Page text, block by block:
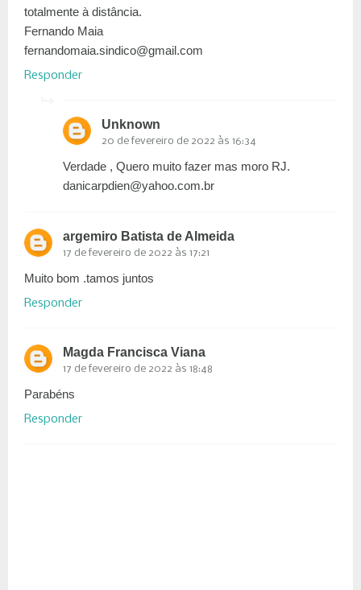
totalmente à distância.
Fernando Maia
fernandomaia.sindico@gmail.com
Responder
Unknown
20 de fevereiro de 2022 às 16:34
Verdade , Quero muito fazer mas moro RJ.
danicarpdien@yahoo.com.br
argemiro Batista de Almeida
17 de fevereiro de 2022 às 17:21
Muito bom .tamos juntos
Responder
Magda Francisca Viana
17 de fevereiro de 2022 às 18:48
Parabéns
Responder